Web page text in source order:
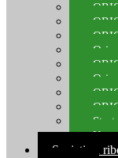
Savjeti za